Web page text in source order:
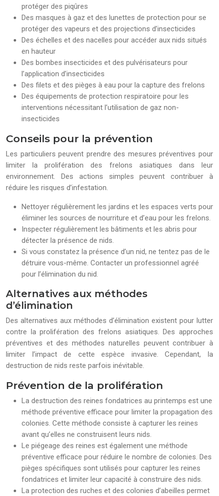
protéger des piqûres
Des masques à gaz et des lunettes de protection pour se
protéger des vapeurs et des projections d’insecticides
Des échelles et des nacelles pour accéder aux nids situés
en hauteur
Des bombes insecticides et des pulvérisateurs pour
l’application d’insecticides
Des filets et des pièges à eau pour la capture des frelons
Des équipements de protection respiratoire pour les
interventions nécessitant l’utilisation de gaz non-
insecticides
Conseils pour la prévention
Les particuliers peuvent prendre des mesures préventives pour
limiter la prolifération des frelons asiatiques dans leur
environnement. Des actions simples peuvent contribuer à
réduire les risques d’infestation.
Nettoyer régulièrement les jardins et les espaces verts pour
éliminer les sources de nourriture et d’eau pour les frelons.
Inspecter régulièrement les bâtiments et les abris pour
détecter la présence de nids.
Si vous constatez la présence d’un nid, ne tentez pas de le
détruire vous-même. Contacter un professionnel agréé
pour l’élimination du nid.
Alternatives aux méthodes
d’élimination
Des alternatives aux méthodes d’élimination existent pour lutter
contre la prolifération des frelons asiatiques. Des approches
préventives et des méthodes naturelles peuvent contribuer à
limiter l’impact de cette espèce invasive. Cependant, la
destruction de nids reste parfois inévitable.
Prévention de la prolifération
La destruction des reines fondatrices au printemps est une
méthode préventive efficace pour limiter la propagation des
colonies. Cette méthode consiste à capturer les reines
avant qu’elles ne construisent leurs nids.
Le piégeage des reines est également une méthode
préventive efficace pour réduire le nombre de colonies. Des
pièges spécifiques sont utilisés pour capturer les reines
fondatrices et limiter leur capacité à construire des nids.
La protection des ruches et des colonies d’abeilles permet